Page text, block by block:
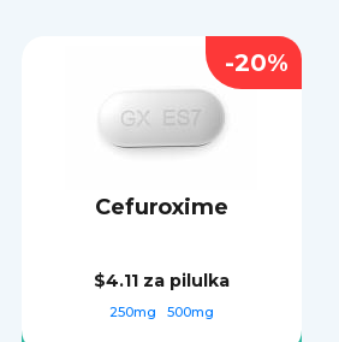
Cefuroxime
$4.11 za pilulka
250mg 500mg
-20%